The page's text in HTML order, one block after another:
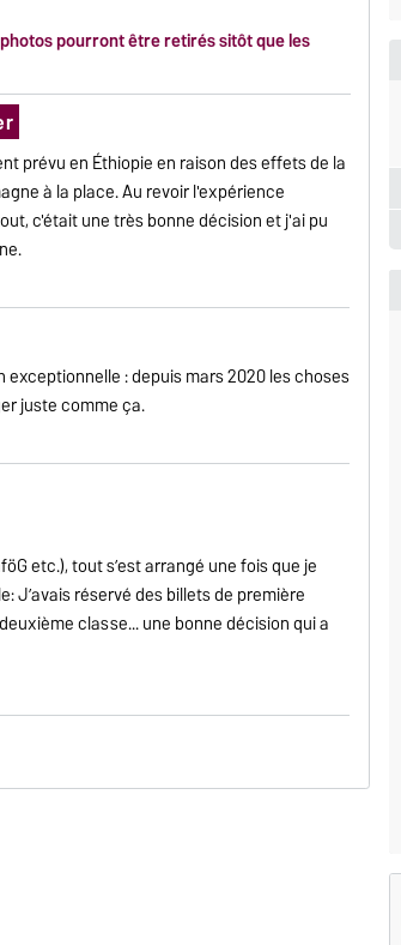
pourront être retirés sitôt que les
prévu en Éthiopie en raison des effets de la
à la place. Au revoir l'expérience
c'était une très bonne décision et j'ai pu
: depuis mars 2020 les choses
juste comme ça.
etc.), tout s’est arrangé une fois que je
J’avais réservé des billets de première
classe... une bonne décision qui a